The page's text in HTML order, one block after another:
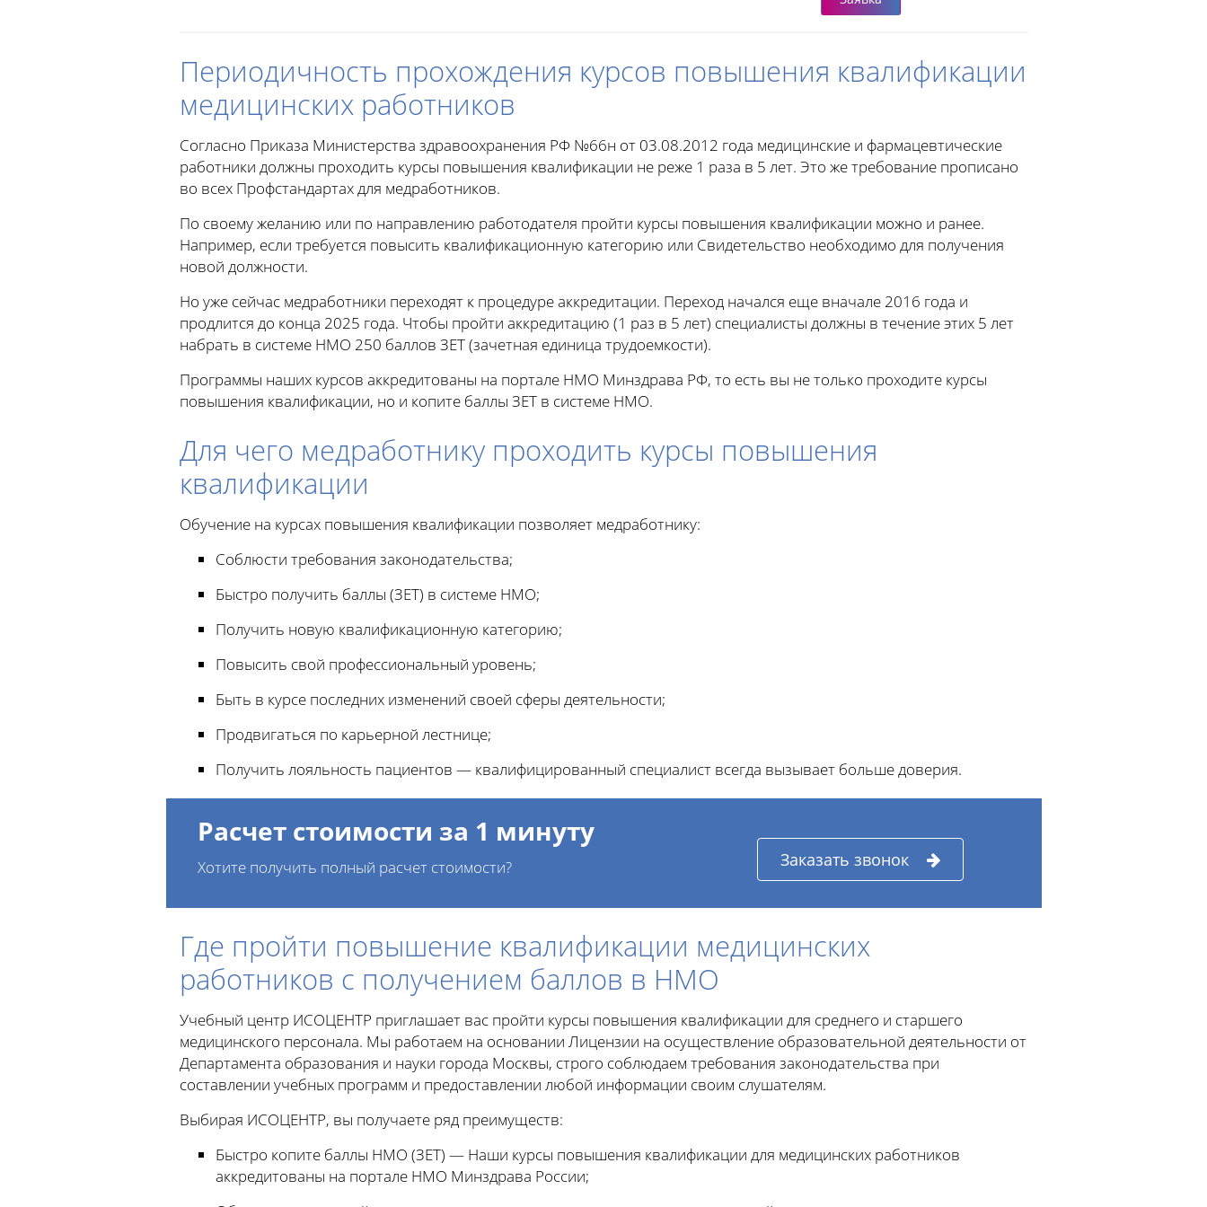
Периодичность прохождения курсов повышения квалификации
медицинских работников
Согласно Приказа Министерства здравоохранения РФ №66н от 03.08.2012 года медицинские и фармацевтические
работники должны проходить курсы повышения квалификации не реже 1 раза в 5 лет. Это же требование прописано
во всех Профстандартах для медработников.
По своему желанию или по направлению работодателя пройти курсы повышения квалификации можно и ранее.
Например, если требуется повысить квалификационную категорию или Свидетельство необходимо для получения
новой должности.
Но уже сейчас медработники переходят к процедуре аккредитации. Переход начался еще вначале 2016 года и
продлится до конца 2025 года. Чтобы пройти аккредитацию (1 раз в 5 лет) специалисты должны в течение этих 5 лет
набрать в системе НМО 250 баллов ЗЕТ (зачетная единица трудоемкости).
Программы наших курсов аккредитованы на портале НМО Минздрава РФ, то есть вы не только проходите курсы
повышения квалификации, но и копите баллы ЗЕТ в системе НМО.
Для чего медработнику проходить курсы повышения
квалификации
Обучение на курсах повышения квалификации позволяет медработнику:
Соблюсти требования законодательства;
Быстро получить баллы (ЗЕТ) в системе НМО;
Получить новую квалификационную категорию;
Повысить свой профессиональный уровень;
Быть в курсе последних изменений своей сферы деятельности;
Продвигаться по карьерной лестнице;
Получить лояльность пациентов — квалифицированный специалист всегда вызывает больше доверия.
Расчет стоимости за 1 минуту
Хотите получить полный расчет стоимости? Заказать звонок
Где пройти повышение квалификации медицинских
работников с получением баллов в НМО
Учебный центр ИСОЦЕНТР приглашает вас пройти курсы повышения квалификации для среднего и старшего
медицинского персонала. Мы работаем на основании Лицензии на осуществление образовательной деятельности от
Департамента образования и науки города Москвы, строго соблюдаем требования законодательства при
составлении учебных программ и предоставлении любой информации своим слушателям.
Выбирая ИСОЦЕНТР, вы получаете ряд преимуществ:
Быстро копите баллы НМО (ЗЕТ) — Наши курсы повышения квалификации для медицинских работников
аккредитованы на портале НМО Минздрава России;